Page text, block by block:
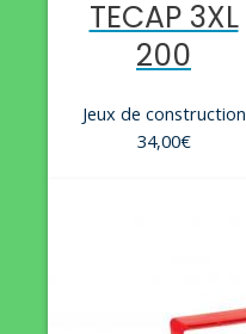
TECAP 3XL
200
Jeux de construction
34,00€